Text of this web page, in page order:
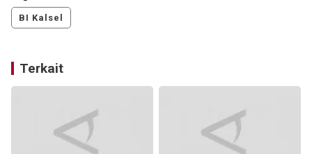
BI Kalsel
Terkait